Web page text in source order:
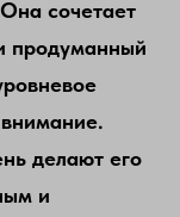
сочетает
продуманный
делают его
и